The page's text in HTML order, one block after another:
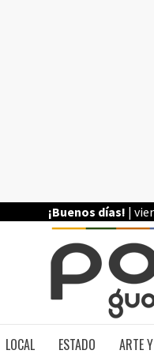
¡Buenos días! |
LOCAL ESTADO ARTE